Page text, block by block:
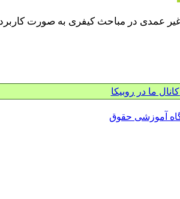
عمدی در مباحث کیفری به صورت
کانال ما در روبیکا
آموزشی حقوق